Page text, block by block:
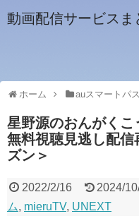
動画配信サービスま
ホーム auスマートパ
星野源のおんがく
無料視聴見逃し配
ズン＞
2022/2/16 2024/
ム, mieruTV, UNEXT